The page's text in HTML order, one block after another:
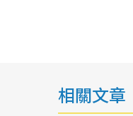
相關文章